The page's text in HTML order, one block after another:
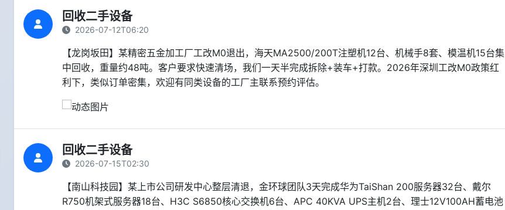
回收二手设备
2026-07-12T06:20
【龙岗坂田】某精密五金加工厂工改M0退出，海天MA2500/200T注塑机12台、机械手8套、模温机15台集
中回收，重量约48吨。客户要求快速清场，我们一天半完成拆除+装车+打款。2026年深圳工改M0政策红
利下，类似订单密集，欢迎有同类设备的工厂主联系预约评估。
回收二手设备
2026-07-15T02:30
【南山科技园】某上市公司研发中心整层清退，金环球团队3天完成华为TaiShan 200服务器32台、戴尔
R750机架式服务器18台、H3C S6850核心交换机6台、APC 40KVA UPS主机2台、理士12V100AH蓄电池